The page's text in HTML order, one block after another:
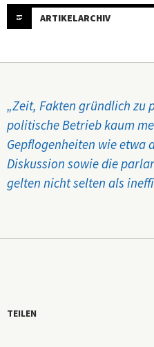
ARTIKELARCHIV
„Zeit, Fakten gründlich zu
politische Betrieb kaum
Gepflogenheiten wie
Diskussion sowie die
gelten nicht selten als
TEILEN